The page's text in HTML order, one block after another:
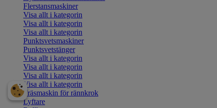
Flerstansmaskiner
Visa allt i kategorin
Visa allt i kategorin
Visa allt i kategorin
Punktsvetsmaskiner
Punktsvetstänger
Visa allt i kategorin
Visa allt i kategorin
Visa allt i kategorin
Visa allt i kategorin
Fräsmaskin för rännkrok
Lyftare